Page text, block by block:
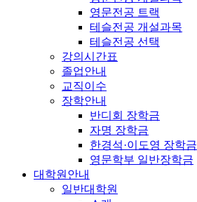
영문전공 트랙
테슬전공 개설과목
테슬전공 선택
강의시간표
졸업안내
교직이수
장학안내
반디회 장학금
자명 장학금
한경석·이도영 장학금
영문학부 일반장학금
대학원안내
일반대학원